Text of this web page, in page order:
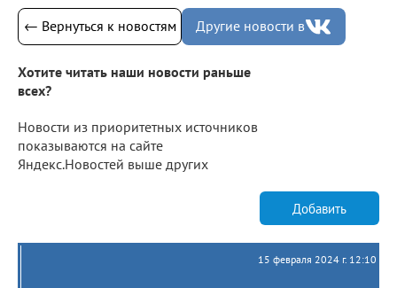
← Вернуться к новостям Другие новости в
Хотите читать наши новости раньше
всех?
Новости из приоритетных источников
показываются на сайте
Яндекс.Новостей выше других
Добавить
15 февраля 2024 г. 12:10